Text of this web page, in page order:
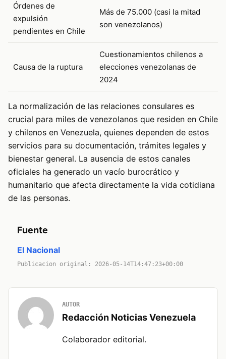
Órdenes de
expulsión
pendientes en Chile
Más de 75.000 (casi la mitad
son venezolanos)
Causa de la ruptura
Cuestionamientos chilenos a
elecciones venezolanas de
2024
La normalización de las relaciones consulares es
crucial para miles de venezolanos que residen en Chile
y chilenos en Venezuela, quienes dependen de estos
servicios para su documentación, trámites legales y
bienestar general. La ausencia de estos canales
oficiales ha generado un vacío burocrático y
humanitario que afecta directamente la vida cotidiana
de las personas.
Fuente
El Nacional
Publicacion original: 2026-05-14T14:47:23+00:00
AUTOR
Redacción Noticias Venezuela
Colaborador editorial.